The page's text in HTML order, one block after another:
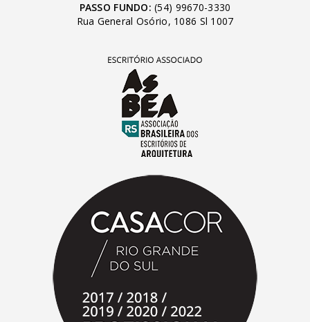
PASSO FUNDO: (54) 99670-3330
Rua General Osório, 1086 Sl 1007